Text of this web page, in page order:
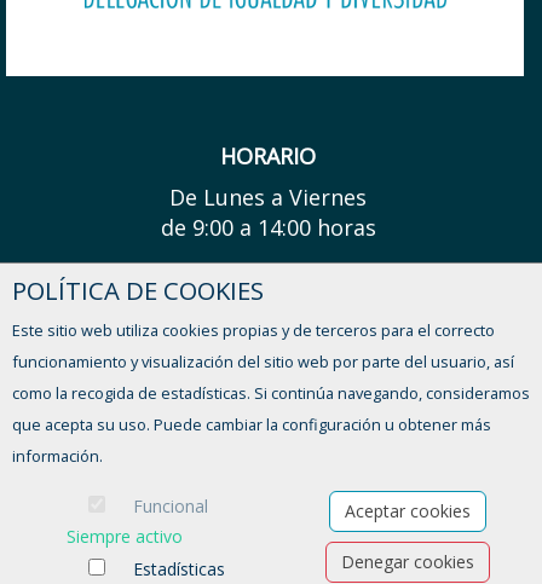
HORARIO
De Lunes a Viernes
de 9:00 a 14:00 horas
¿TIENES ALGUNA DUDA?
POLÍTICA DE COOKIES
Este sitio web utiliza cookies propias y de terceros para el correcto
funcionamiento y visualización del sitio web por parte del usuario, así
como la recogida de estadísticas. Si continúa navegando, consideramos
que acepta su uso. Puede cambiar la configuración u obtener más
información.
Funcional
Siempre activo
Estadísticas
Aceptar cookies
Denegar cookies